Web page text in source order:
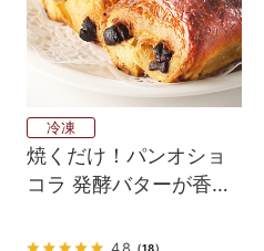
冷凍
焼くだけ！パンオショ
コラ 発酵バターが香る
地 3個入り
4.8 （18）